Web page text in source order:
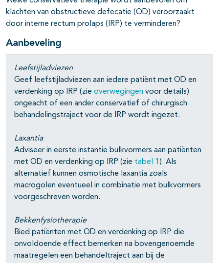
klachten van obstructieve defecatie (OD) veroorzaakt
door interne rectum prolaps (IRP) te verminderen?
Aanbeveling
Leefstijladviezen
Geef leefstijladviezen aan iedere patiënt met OD en
verdenking op IRP (zie overwegingen voor details)
ongeacht of een ander conservatief of chirurgisch
behandelingstraject voor de IRP wordt ingezet.
Laxantia
Adviseer in eerste instantie bulkvormers aan patiënten
met OD en verdenking op IRP (zie tabel 1 ). Als
alternatief kunnen osmotische laxantia zoals
macrogolen eventueel in combinatie met bulkvormers
voorgeschreven worden.
Bekkenfysiotherapie
Bied patiënten met OD en verdenking op IRP die
onvoldoende effect bemerken na bovengenoemde
maatregelen een behandeltraject aan bij de